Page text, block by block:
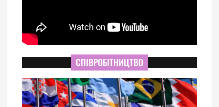
СПІВРОБІТНИЦТВО